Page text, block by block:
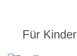
Für Kinder